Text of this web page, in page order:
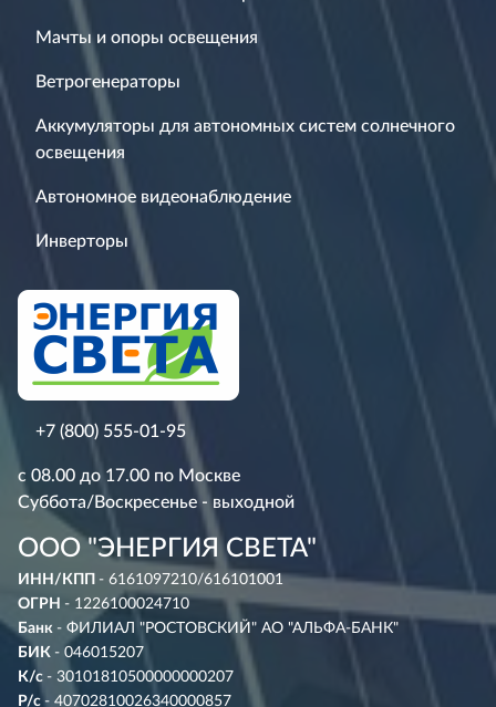
Мачты и опоры освещения
Ветрогенераторы
Аккумуляторы для автономных систем солнечного
освещения
Автономное видеонаблюдение
Инверторы
+7 (800) 555-01-95
с 08.00 до 17.00 по Москве
Суббота/Воскресенье - выходной
ООО "ЭНЕРГИЯ СВЕТА"
ИНН/КПП - 6161097210/616101001
ОГРН - 1226100024710
Банк - ФИЛИАЛ "РОСТОВСКИЙ" АО "АЛЬФА-БАНК"
БИК - 046015207
К/с - 30101810500000000207
Р/с - 40702810026340000857